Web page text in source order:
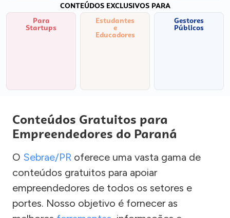
CONTEÚDOS EXCLUSIVOS PARA
Para
Startups
Estudantes
e
Educadores
Gestores
Públicos
Conteúdos Gratuitos para
Empreendedores do Paraná
O Sebrae/PR oferece uma vasta gama de
conteúdos gratuitos para apoiar
empreendedores de todos os setores e
portes. Nosso objetivo é fornecer as